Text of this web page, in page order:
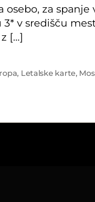
osebo, za
3* v središču
[…]
, Letalske karte,